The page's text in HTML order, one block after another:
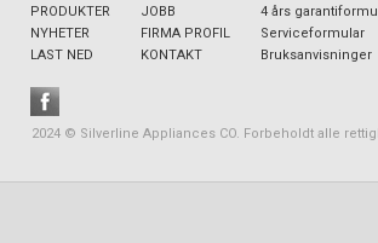
PRODUKTER
NYHETER
LAST NED
JOBB
FIRMA PROFIL
KONTAKT
4 års
Serviceformular
Bruksanvisninger
2024 © Silverline Appliances CO. Forbeholdt alle